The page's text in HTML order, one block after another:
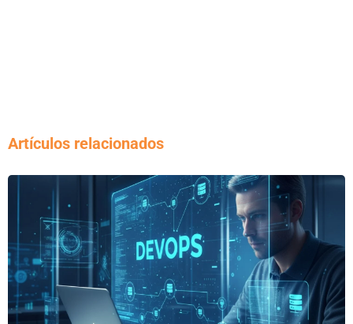
Artículos relacionados